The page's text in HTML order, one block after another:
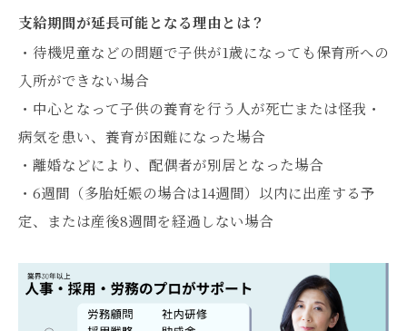
支給期間が延長可能となる理由とは？
・待機児童などの問題で子供が1歳になっても保育所への
入所ができない場合
・中心となって子供の養育を行う人が死亡または怪我・
病気を患い、養育が困難になった場合
・離婚などにより、配偶者が別居となった場合
・6週間（多胎妊娠の場合は14週間）以内に出産する予
定、または産後8週間を経過しない場合